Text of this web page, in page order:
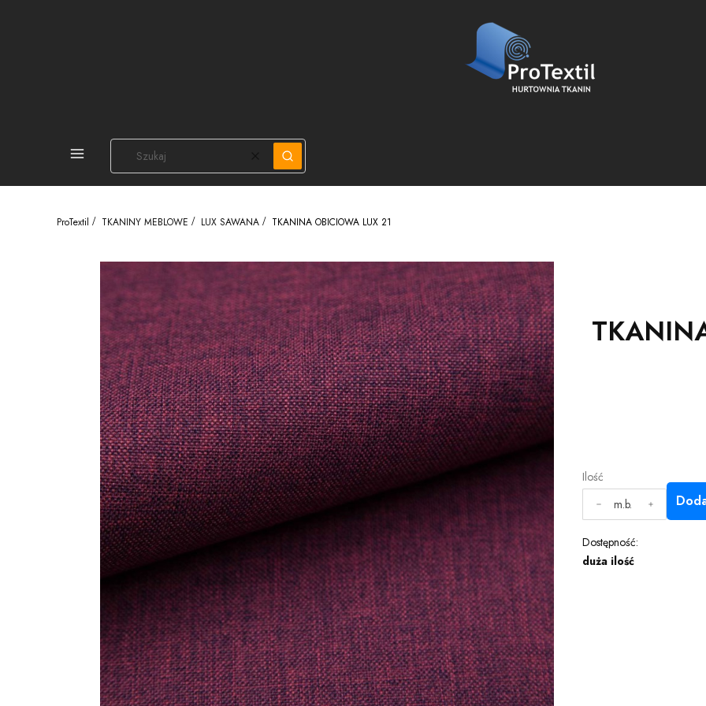
PEŁNA OFERTA
WyczyśćSzukaj
ProTextil TKANINY MEBLOWE LUX SAWANA TKANINA OBICIOWA LUX 21
Ilość
m.b.
Dostępność:
duża ilość